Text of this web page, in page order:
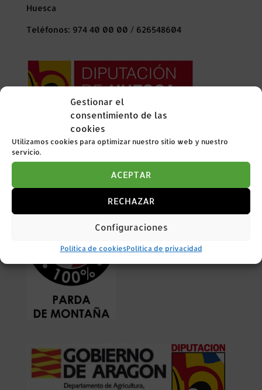
Gestionar el
consentimiento de las
cookies
Utilizamos cookies para optimizar nuestro sitio web y nuestro
servicio.
ACEPTAR
RECHAZAR
Configuraciones
Política de cookiesPolítica de privacidad
Huesca
Teléfonos: 974 40 00 00 / 626548604
La Diputación Provincial de Huesca ha colaborado
en el año 2024 con esta organización financiando
con 6.500 € en el proyecto de las evaluaciones
genéticas de la raza Parda de Montaña